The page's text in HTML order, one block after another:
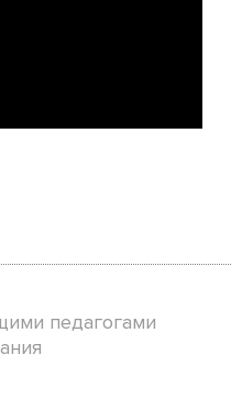
педагогами